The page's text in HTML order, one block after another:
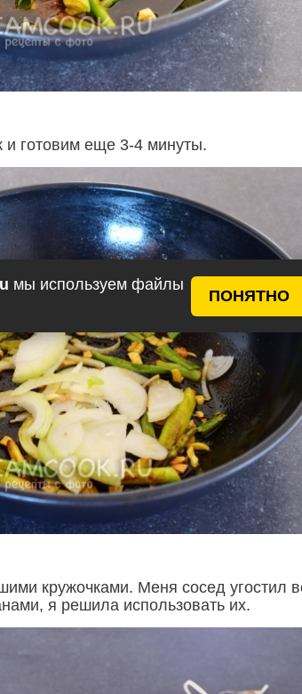
мы используем файлы
ПОНЯТНО
и готовим еще 3-4 минуты.
кружочками. Меня сосед угостил
я решила использовать их.